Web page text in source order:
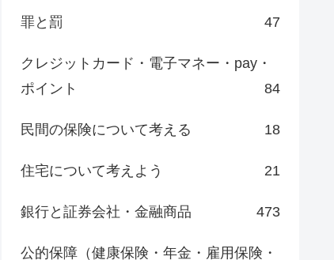
罪と罰 47
クレジットカード・電子マネー・pay・
ポイント
84
民間の保険について考える 18
住宅について考えよう 21
銀行と証券会社・金融商品 473
公的保障（健康保険・年金・雇用保険・